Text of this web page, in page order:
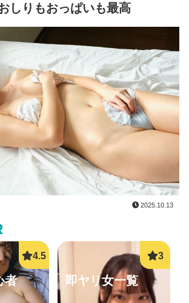
しりもおっぱいも最高
2025.10.13
者 即ヤリ女一覧